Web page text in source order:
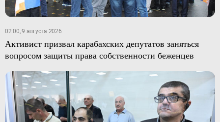
02:00, 9 августа 2026
Активист призвал карабахских депутатов заняться
вопросом защиты права собственности беженцев